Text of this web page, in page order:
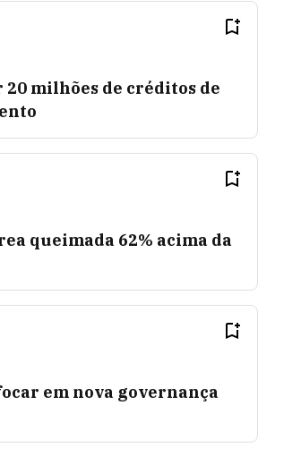
milhões de créditos de
queimada 62% acima da
em nova governança